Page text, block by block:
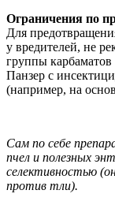
Ограничения по
Для
у вредителей, не
группы карбаматов
Панзер с
(например, на
Сам по себе
пчел и полезных
селективностью
против тли).